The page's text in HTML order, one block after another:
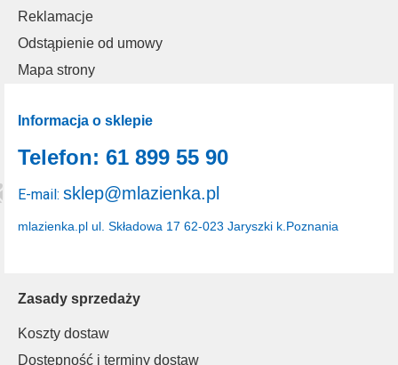
Reklamacje
Odstąpienie od umowy
Mapa strony
Zasady sprzedaży
Koszty dostaw
Dostępność i terminy dostaw
Informacja o sklepie
mlazienka.pl ul. Składowa 17 62-023 Jaryszki k.Poznania
Telefon: 61 899 55 90
E-mail: sklep@mlazienka.pl